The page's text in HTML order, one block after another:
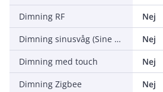
Dimning RF
Nej
Dimning sinusvåg (Sine Wave Reduction)
Nej
Dimning med touch
Nej
Dimning Zigbee
Nej